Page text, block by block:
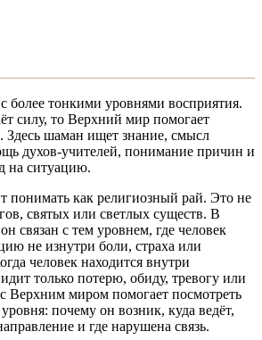
с более тонкими уровнями восприятия.
силу, то Верхний мир помогает
Здесь шаман ищет знание, смысл
духов-учителей, понимание причин и
на ситуацию.
понимать как религиозный рай. Это не
святых или светлых существ. В
связан с тем уровнем, где человек
не изнутри боли, страха или
человек находится внутри
только потерю, обиду, тревогу или
Верхним миром помогает посмотреть
почему он возник, куда ведёт,
и где нарушена связь.